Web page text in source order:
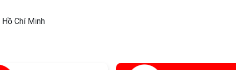
Hồ Chí Minh